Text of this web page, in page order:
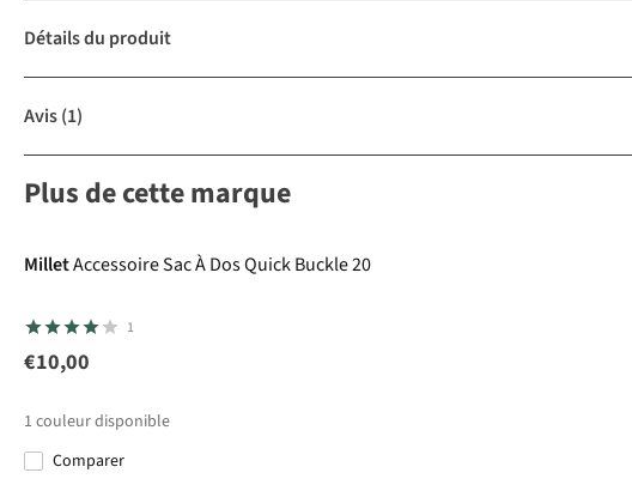
Détails du produit
Avis(1)
Plus de cette marque
MilletAccessoire Sac À Dos Quick Buckle 20
1
€10,00
1 couleur disponible
Comparer